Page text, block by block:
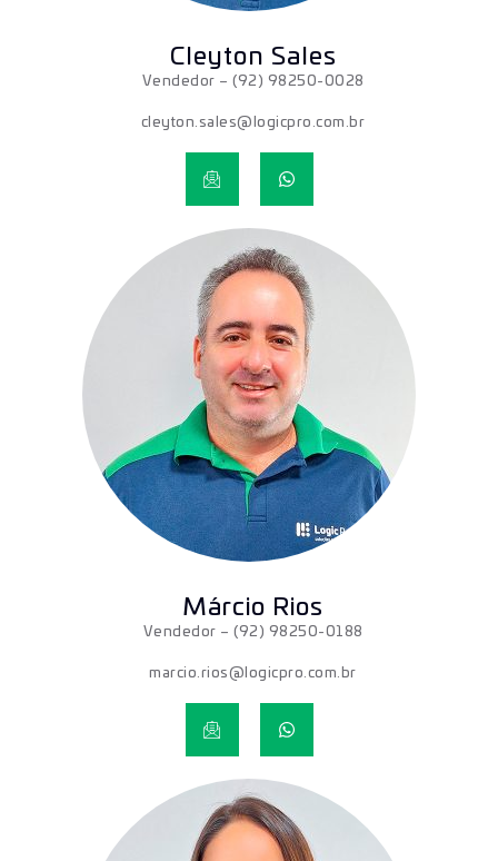
Cleyton Sales
Vendedor – (92) 98250-0028
cleyton.sales@logicpro.com.br
Márcio Rios
Vendedor – (92) 98250-0188
marcio.rios@logicpro.com.br